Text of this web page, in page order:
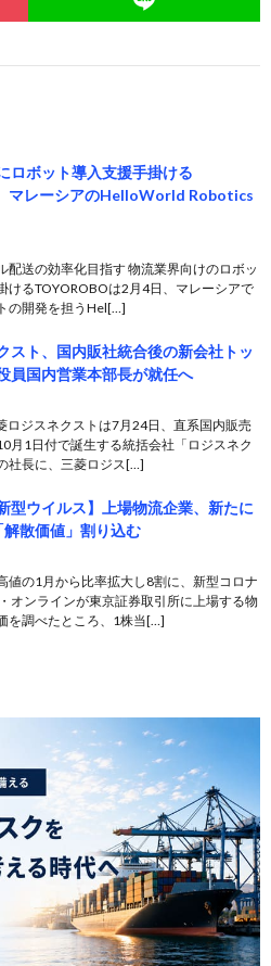
ロボット導入支援手掛ける
マレーシアのHelloWorld Robotics
配送の効率化目指す 物流業界向けのロボッ
けるTOYOROBOは2月4日、マレーシアで
の開発を担うHel[…]
スト、国内販社統合後の新会社トッ
員国内営業本部長が就任へ
ロジスネクストは7月24日、直系国内販売
月1日付で誕生する統括会社「ロジスネク
社長に、三菱ロジス[…]
型ウイルス】上場物流企業、新たに
散価値」割り込む
値の1月から比率拡大し8割に、新型コロナ
オンラインが東京証券取引所に上場する物
を調べたところ、1株当[…]